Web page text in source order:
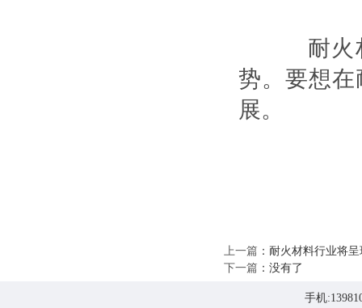
耐火材
势。要想
展。
上一篇 ： 耐火材料行业将
下一篇 ：没有了
手机